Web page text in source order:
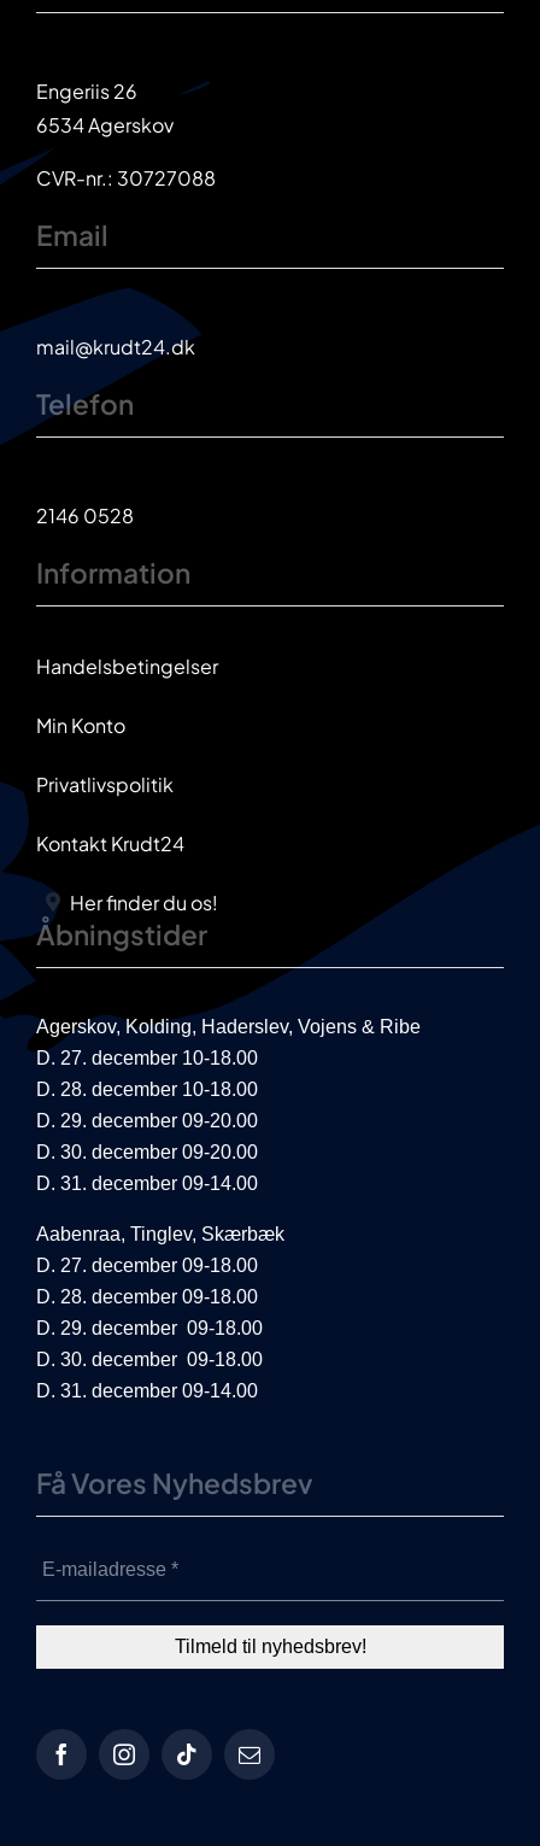
Engeriis 26
6534 Agerskov
CVR-nr.: 30727088
Email
mail@krudt24.dk
Telefon
2146 0528
Information
Handelsbetingelser
Min Konto
Privatlivspolitik
Kontakt Krudt24
Her finder du os!
Åbningstider
Agerskov, Kolding, Haderslev, Vojens & Ribe
D. 27. december 10-18.00
D. 28. december 10-18.00
D. 29. december 09-20.00
D. 30. december 09-20.00
D. 31. december 09-14.00
Aabenraa, Tinglev, Skærbæk
D. 27. december 09-18.00
D. 28. december 09-18.00
D. 29. december 09-18.00
D. 30. december 09-18.00
D. 31. december 09-14.00
Få Vores Nyhedsbrev